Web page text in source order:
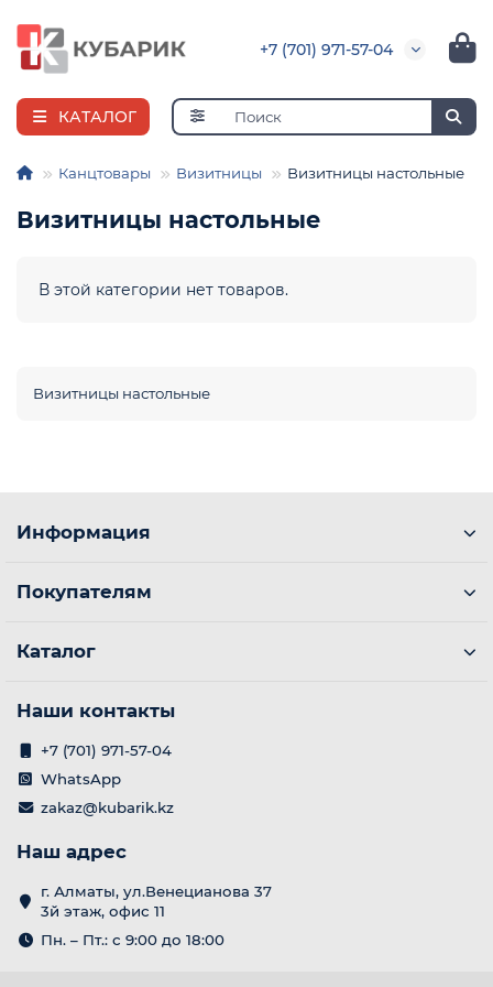
+7 (701) 971-57-04
КАТАЛОГ
Канцтовары Визитницы Визитницы настольные
Визитницы настольные
В этой категории нет товаров.
Визитницы настольные
Информация
Покупателям
Каталог
Наши контакты
+7 (701) 971-57-04
WhatsApp
zakaz@kubarik.kz
Наш адрес
г. Алматы, ул.Венецианова 37
3й этаж, офис 11
Пн. – Пт.: с 9:00 до 18:00